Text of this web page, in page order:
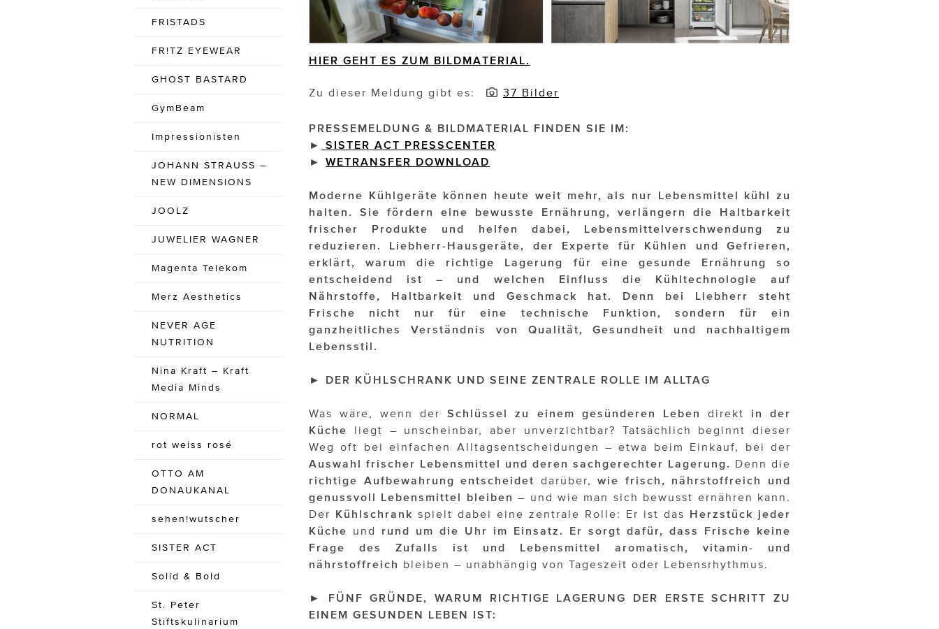
FRISTADS
FR!TZ EYEWEAR
GHOST BASTARD
GymBeam
Impressionisten
JOHANN STRAUSS –
NEW DIMENSIONS
JOOLZ
JUWELIER WAGNER
Magenta Telekom
Merz Aesthetics
NEVER AGE
NUTRITION
Nina Kraft – Kraft
Media Minds
NORMAL
rot weiss rosé
OTTO AM
DONAUKANAL
sehen!wutscher
SISTER ACT
Solid & Bold
St. Peter
Stiftskulinarium
HIER GEHT ES ZUM BILDMATERIAL.
Zu dieser Meldung gibt es: 37 Bilder
PRESSEMELDUNG & BILDMATERIAL FINDEN SIE IM:
►
SISTER ACT PRESSCENTER
► WETRANSFER DOWNLOAD
Moderne Kühlgeräte können heute weit mehr, als nur Lebensmittel kühl zu
halten. Sie fördern eine bewusste Ernährung, verlängern die Haltbarkeit
frischer Produkte und helfen dabei, Lebensmittelverschwendung zu
reduzieren. Liebherr-Hausgeräte, der Experte für Kühlen und Gefrieren,
erklärt, warum die richtige Lagerung für eine gesunde Ernährung so
entscheidend ist – und welchen Einfluss die Kühltechnologie auf
Nährstoffe, Haltbarkeit und Geschmack hat. Denn bei Liebherr steht
Frische nicht nur für eine technische Funktion, sondern für ein
ganzheitliches Verständnis von Qualität, Gesundheit und nachhaltigem
Lebensstil.
► DER KÜHLSCHRANK UND SEINE ZENTRALE ROLLE IM ALLTAG
Was wäre, wenn der Schlüssel zu einem gesünderen Leben direkt in der
Küche
liegt – unscheinbar, aber unverzichtbar? Tatsächlich beginnt dieser
Weg oft bei einfachen Alltagsentscheidungen – etwa beim Einkauf, bei der
Auswahl frischer Lebensmittel und deren sachgerechter Lagerung. Denn die
richtige Aufbewahrung entscheidet
darüber,wie frisch, nährstoffreich und
genussvoll Lebensmittel bleiben – und wie man sich bewusst ernähren kann.
Der Kühlschrank spielt dabei eine zentrale Rolle: Er ist das Herzstück jeder
Küche
und rund um die Uhr im Einsatz.
Er sorgt dafür, dass Frische keine
Frage des Zufalls ist und Lebensmittel aromatisch, vitamin- und
nährstoffreich bleiben – unabhängig von Tageszeit oder Lebensrhythmus.
► FÜNF GRÜNDE, WARUM RICHTIGE LAGERUNG DER ERSTE SCHRITT ZU
EINEM GESUNDEN LEBEN IST: